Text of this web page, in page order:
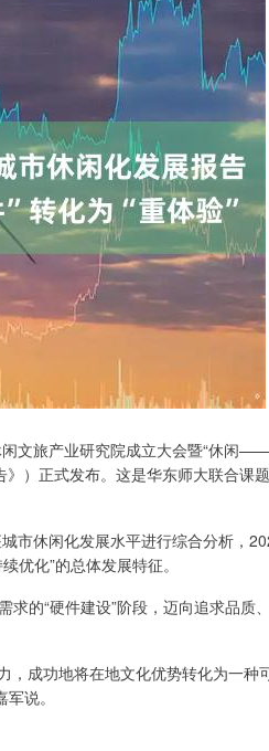
文旅产业研究院成立大会暨“休闲
）正式发布。这是华东师大联合课
休闲化发展水平进行综合分析，
优化”的总体发展特征。
的“硬件建设”阶段，迈向追求品质
成功地将在地文化优势转化为一种
说。